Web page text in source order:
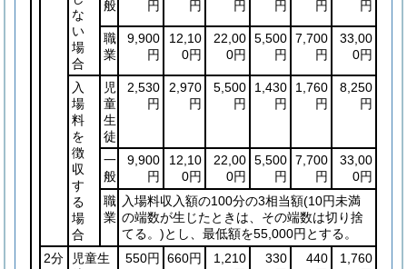
な
い
場
合
般
円
円
円
円
円
円
職
業
9,900
円
12,10
0円
22,00
0円
5,500
円
7,700
円
33,00
0円
入
場
料
を
徴
収
す
る
場
合
児
童
生
徒
2,530
円
2,970
円
5,500
円
1,430
円
1,760
円
8,250
円
一
般
9,900
円
12,10
0円
22,00
0円
5,500
円
7,700
円
33,00
0円
職
業
入場料収入額の100分の3相当額(10円未満
の端数が生じたときは、その端数は切り捨
てる。)とし、最低額を55,000円とする。
2分
児童生
550円 660円
1,210
330
440
1,760